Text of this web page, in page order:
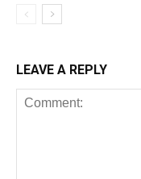
LEAVE A REPLY